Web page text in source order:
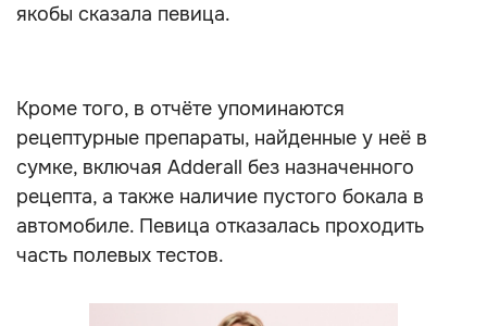
якобы сказала певица.
Кроме того, в отчёте упоминаются
рецептурные препараты, найденные у неё в
сумке, включая Adderall без назначенного
рецепта, а также наличие пустого бокала в
автомобиле. Певица отказалась проходить
часть полевых тестов.